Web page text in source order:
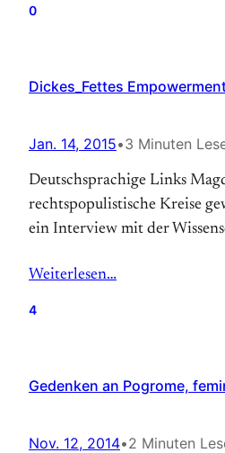
0
Dickes_Fettes
Jan. 14, 2015•3 Minuten
Deutschsprachige Links
rechtspopulistische Kreise
ein Interview mit der
Weiterlesen…
4
Gedenken an Pogrome,
Nov. 12, 2014•2 Minuten